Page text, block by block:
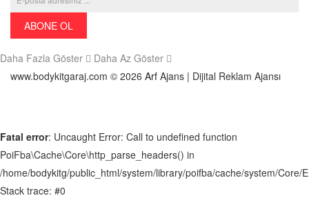
ABONE OL
Daha Fazla Göster
Daha Az Göster
www.bodykitgaraj.com © 2026 Arf Ajans | Dijital Reklam Ajansı
Fatal error: Uncaught Error: Call to undefined function
PoiFba\Cache\Core\http_parse_headers() in
/home/bodykitg/public_html/system/library/poifba/cache/system/Core/
Stack trace: #0